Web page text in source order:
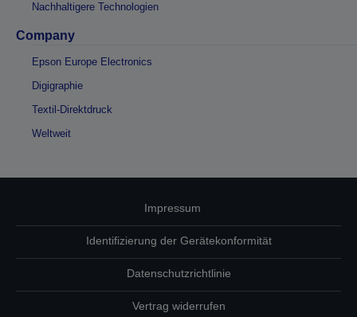
Nachhaltigere Technologien
Company
Epson Europe Electronics
Digigraphie
Textil-Direktdruck
Weltweit
Impressum
Identifizierung der Gerätekonformität
Datenschutzrichtlinie
Vertrag widerrufen